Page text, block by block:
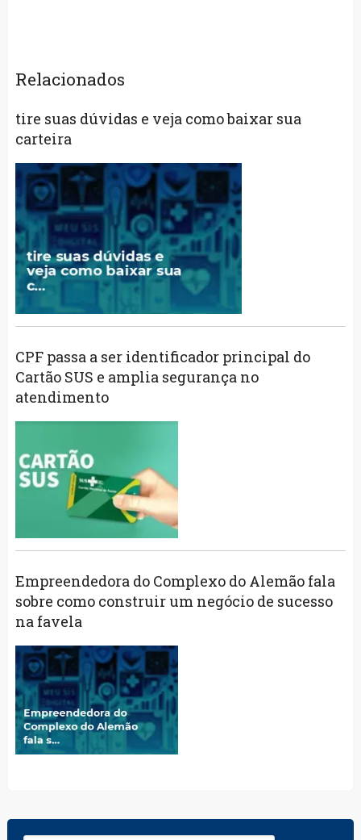
Relacionados
tire suas dúvidas e veja como baixar sua
carteira
CPF passa a ser identificador principal do
Cartão SUS e amplia segurança no
atendimento
Empreendedora do Complexo do Alemão fala
sobre como construir um negócio de sucesso
na favela